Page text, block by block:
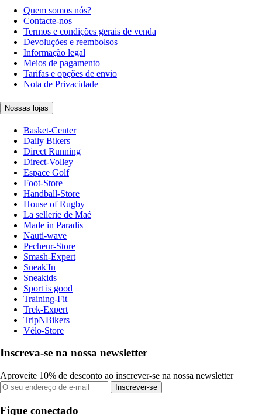
Quem somos nós?
Contacte-nos
Termos e condições gerais de venda
Devoluções e reembolsos
Informação legal
Meios de pagamento
Tarifas e opções de envio
Nota de Privacidade
Nossas lojas
Basket-Center
Daily Bikers
Direct Running
Direct-Volley
Espace Golf
Foot-Store
Handball-Store
House of Rugby
La sellerie de Maé
Made in Paradis
Nauti-wave
Pecheur-Store
Smash-Expert
Sneak'In
Sneakids
Sport is good
Training-Fit
Trek-Expert
TripNBikers
Vélo-Store
Inscreva-se na nossa newsletter
Aproveite 10% de desconto ao inscrever-se na nossa newsletter
Inscrever-se
Fique conectado